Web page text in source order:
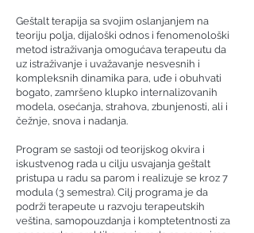
Geštalt terapija sa svojim oslanjanjem na
teoriju polja, dijaloški odnos i fenomenološki
metod istraživanja omogućava terapeutu da
uz istraživanje i uvažavanje nesvesnih i
kompleksnih dinamika para, uđe i obuhvati
bogato, zamršeno klupko internalizovanih
modela, osećanja, strahova, zbunjenosti, ali i
čežnje, snova i nadanja.
Program se sastoji od teorijskog okvira i
iskustvenog rada u cilju usvajanja geštalt
pristupa u radu sa parom i realizuje se kroz 7
modula (3 semestra). Cilj programa je da
podrži terapeute u razvoju terapeutskih
veština, samopouzdanja i komptetentnosti za